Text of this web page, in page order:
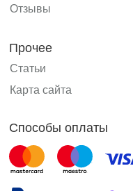
Отзывы
Прочее
Статьи
Карта сайта
Способы оплаты